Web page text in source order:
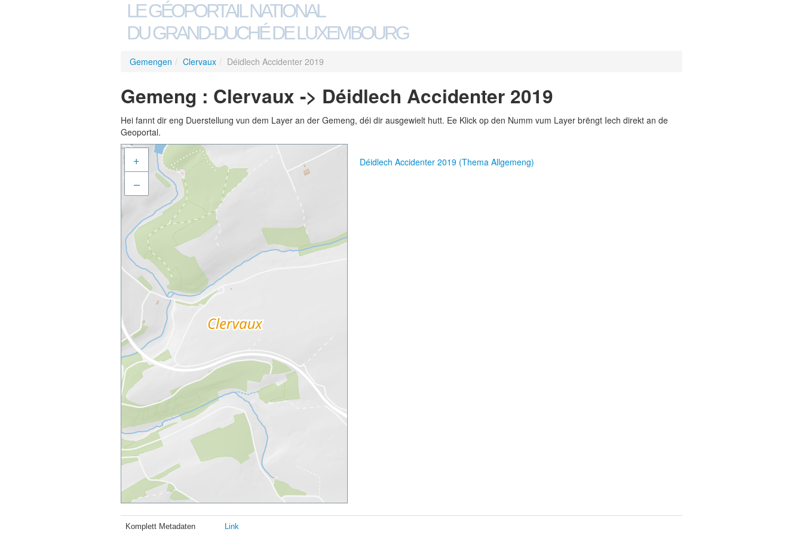
LE GÉOPORTAIL NATIONAL
DU GRAND-DUCHÉ DE LUXEMBOURG
Gemengen / Clervaux / Déidlech Accidenter 2019
Gemeng : Clervaux -> Déidlech Accidenter 2019
Hei fannt dir eng Duerstellung vun dem Layer an der Gemeng, déi dir ausgewielt hutt. Ee Klick op den Numm vum Layer brëngt Iech direkt an de
Geoportal.
+
–
Déidlech Accidenter 2019 (Thema Allgemeng)
Komplett Metadaten Link